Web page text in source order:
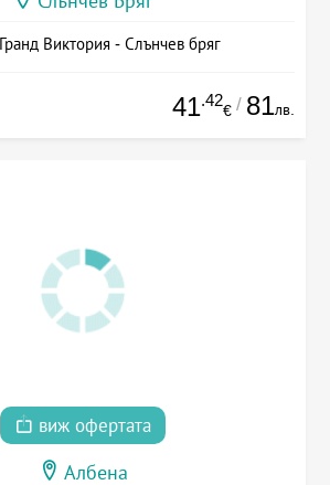
Виктория - Слънчев бряг
41.42
€ / 81лв.
виж офертата
Албена